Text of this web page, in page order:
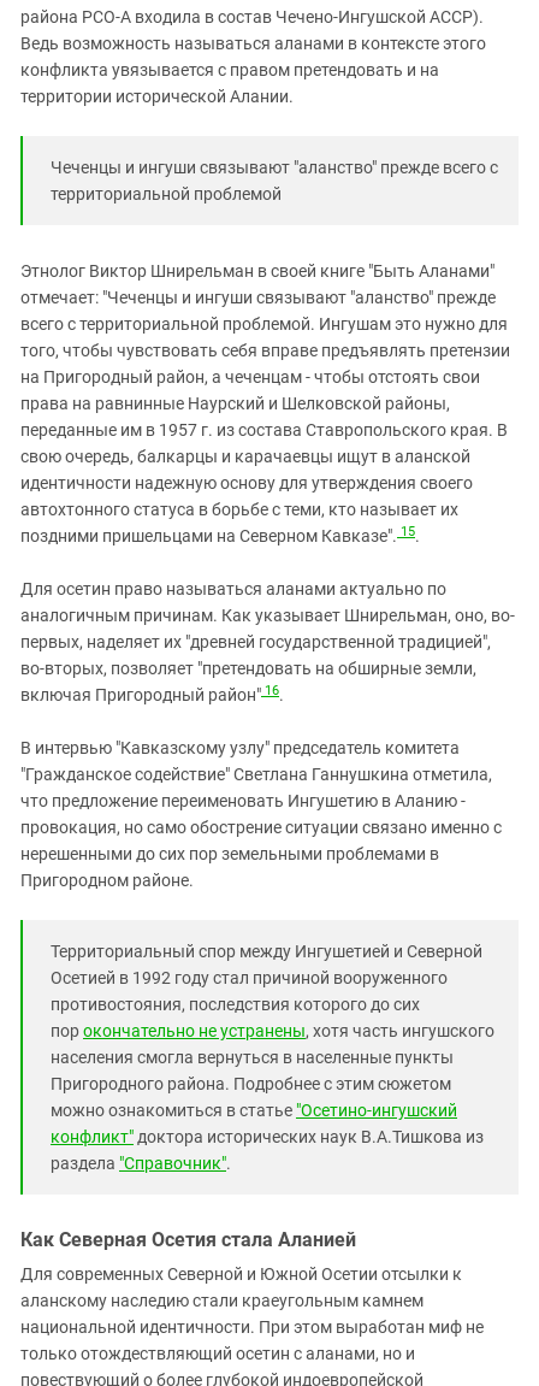
района РСО-А входила в состав Чечено-Ингушской АССР).
Ведь возможность называться аланами в контексте этого
конфликта увязывается с правом претендовать и на
территории исторической Алании.
Чеченцы и ингуши связывают "аланство" прежде всего с
территориальной проблемой
Этнолог Виктор Шнирельман в своей книге "Быть Аланами"
отмечает: "Чеченцы и ингуши связывают "аланство" прежде
всего с территориальной проблемой. Ингушам это нужно для
того, чтобы чувствовать себя вправе предъявлять претензии
на Пригородный район, а чеченцам - чтобы отстоять свои
права на равнинные Наурский и Шелковской районы,
переданные им в 1957 г. из состава Ставропольского края. В
свою очередь, балкарцы и карачаевцы ищут в аланской
идентичности надежную основу для утверждения своего
автохтонного статуса в борьбе с теми, кто называет их
поздними пришельцами на Северном Кавказе". 15.
Для осетин право называться аланами актуально по
аналогичным причинам. Как указывает Шнирельман, оно, во-
первых, наделяет их "древней государственной традицией",
во-вторых, позволяет "претендовать на обширные земли,
включая Пригородный район" 16.
В интервью "Кавказскому узлу" председатель комитета
"Гражданское содействие" Светлана Ганнушкина отметила,
что предложение переименовать Ингушетию в Аланию -
провокация, но само обострение ситуации связано именно с
нерешенными до сих пор земельными проблемами в
Пригородном районе.
Территориальный спор между Ингушетией и Северной
Осетией в 1992 году стал причиной вооруженного
противостояния, последствия которого до сих
порокончательно не устранены, хотя часть ингушского
населения смогла вернуться в населенные пункты
Пригородного района. Подробнее с этим сюжетом
можно ознакомиться в статье "Осетино-ингушский
конфликт" доктора исторических наук В.А.Тишкова из
раздела "Справочник".
Как Северная Осетия стала Аланией
Для современных Северной и Южной Осетии отсылки к
аланскому наследию стали краеугольным камнем
национальной идентичности. При этом выработан миф не
только отождествляющий осетин с аланами, но и
повествующий о более глубокой индоевропейской